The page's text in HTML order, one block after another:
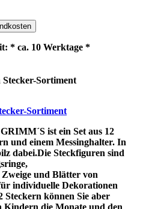
* ca. 10 Werktage *
Sortiment
ist ein Set aus 12
und einem Messinghalter. In
dabei.Die Steckfiguren sind
und Blätter von
individuelle Dekorationen
Steckern können Sie aber
Kindern die Monate und den